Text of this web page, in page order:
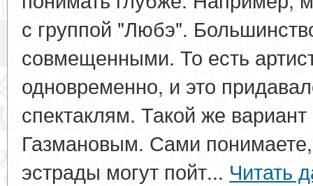
с группой "Любэ".
совмещенными. То есть
одновременно, и это
спектаклям. Такой же
Газмановым. Сами
эстрады могут пойт... Читать